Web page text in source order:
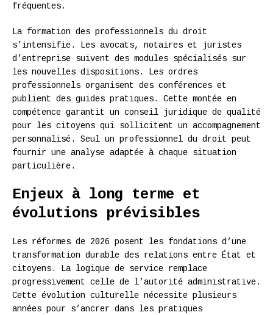
fréquentes.
La formation des professionnels du droit
s’intensifie. Les avocats, notaires et juristes
d’entreprise suivent des modules spécialisés sur
les nouvelles dispositions. Les ordres
professionnels organisent des conférences et
publient des guides pratiques. Cette montée en
compétence garantit un conseil juridique de qualité
pour les citoyens qui sollicitent un accompagnement
personnalisé. Seul un professionnel du droit peut
fournir une analyse adaptée à chaque situation
particulière.
Enjeux à long terme et
évolutions prévisibles
Les réformes de 2026 posent les fondations d’une
transformation durable des relations entre État et
citoyens. La logique de service remplace
progressivement celle de l’autorité administrative.
Cette évolution culturelle nécessite plusieurs
années pour s’ancrer dans les pratiques